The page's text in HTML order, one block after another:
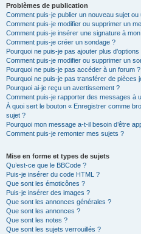
Problèmes de publication
Comment puis-je publier un nouveau sujet ou
Comment puis-je modifier ou supprimer un
Comment puis-je insérer une signature à
Comment puis-je créer un sondage ?
Pourquoi ne puis-je pas ajouter plus
Comment puis-je modifier ou supprimer un
Pourquoi ne puis-je pas accéder à un forum ?
Pourquoi ne puis-je pas transférer de pièces
Pourquoi ai-je reçu un avertissement ?
Comment puis-je rapporter des messages à
À quoi sert le bouton « Enregistrer comme
sujet ?
Pourquoi mon message a-t-il besoin d’être
Comment puis-je remonter mes sujets ?
Mise en forme et types de sujets
Qu’est-ce que le BBCode ?
Puis-je insérer du code HTML ?
Que sont les émoticônes ?
Puis-je insérer des images ?
Que sont les annonces générales ?
Que sont les annonces ?
Que sont les notes ?
Que sont les sujets verrouillés ?